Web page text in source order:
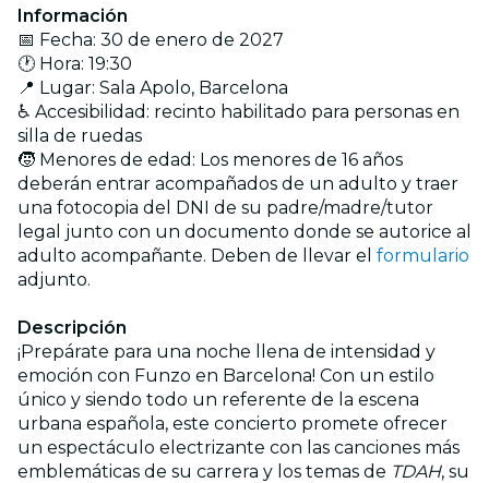
Información
📅 Fecha: 30 de enero de 2027
🕐 Hora: 19:30
📍 Lugar: Sala Apolo, Barcelona
♿ Accesibilidad: recinto habilitado para personas en
silla de ruedas
🧒 Menores de edad: Los menores de 16 años
deberán entrar acompañados de un adulto y traer
una fotocopia del DNI de su padre/madre/tutor
legal junto con un documento donde se autorice al
adulto acompañante. Deben de llevar el formulario
adjunto.
Descripción
¡Prepárate para una noche llena de intensidad y
emoción con Funzo en Barcelona! Con un estilo
único y siendo todo un referente de la escena
urbana española, este concierto promete ofrecer
un espectáculo electrizante con las canciones más
emblemáticas de su carrera y los temas de TDAH, su